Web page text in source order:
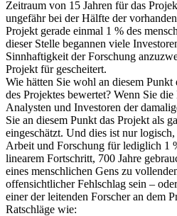
Zeitraum von 15 Jahren für das
ungefähr bei der Hälfte der
Projekt gerade einmal 1 % des
dieser Stelle begannen viele
Sinnhaftigkeit der Forschung
Projekt für gescheitert.
Wie hätten Sie wohl an diesem
des Projektes bewertet? Wenn Sie
Analysten und Investoren der
Sie an diesem Punkt das Projekt als
eingeschätzt. Und dies ist nur logisch,
Arbeit und Forschung für lediglich 1
linearem Fortschritt, 700 Jahre
eines menschlichen Gens zu
offensichtlicher Fehlschlag sein –
einer der leitenden Forscher an dem
Ratschläge wie: